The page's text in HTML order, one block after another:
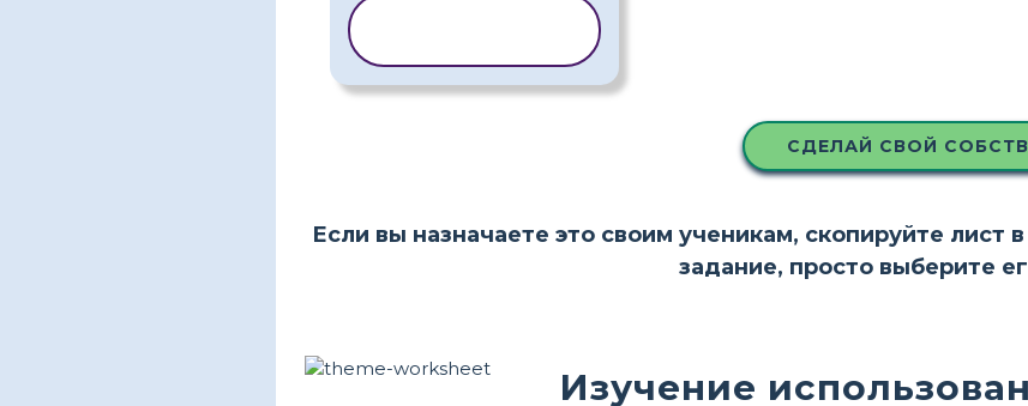
СДЕЛАЙ СВОЙ
Если вы назначаете это своим ученикам, скопируйте лист
задание, просто выберите
Изучение